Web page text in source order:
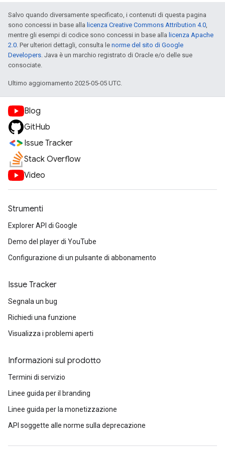
Salvo quando diversamente specificato, i contenuti di questa pagina
sono concessi in base alla licenza Creative Commons Attribution 4.0,
mentre gli esempi di codice sono concessi in base alla licenza Apache
2.0. Per ulteriori dettagli, consulta le norme del sito di Google
Developers. Java è un marchio registrato di Oracle e/o delle sue
consociate.
Ultimo aggiornamento 2025-05-05 UTC.
Blog
GitHub
Issue Tracker
Stack Overflow
Video
Strumenti
Explorer API di Google
Demo del player di YouTube
Configurazione di un pulsante di abbonamento
Issue Tracker
Segnala un bug
Richiedi una funzione
Visualizza i problemi aperti
Informazioni sul prodotto
Termini di servizio
Linee guida per il branding
Linee guida per la monetizzazione
API soggette alle norme sulla deprecazione